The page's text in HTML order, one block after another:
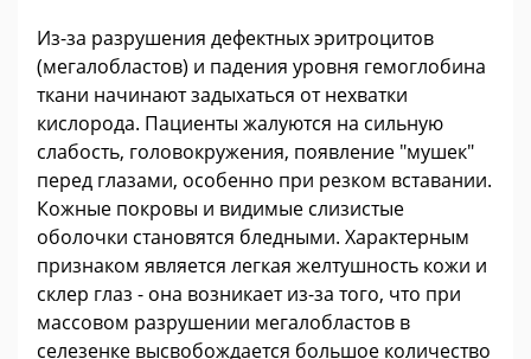
Из-за разрушения дефектных эритроцитов
(мегалобластов) и падения уровня гемоглобина
ткани начинают задыхаться от нехватки
кислорода. Пациенты жалуются на сильную
слабость, головокружения, появление "мушек"
перед глазами, особенно при резком вставании.
Кожные покровы и видимые слизистые
оболочки становятся бледными. Характерным
признаком является легкая желтушность кожи и
склер глаз - она возникает из-за того, что при
массовом разрушении мегалобластов в
селезенке высвобождается большое количество